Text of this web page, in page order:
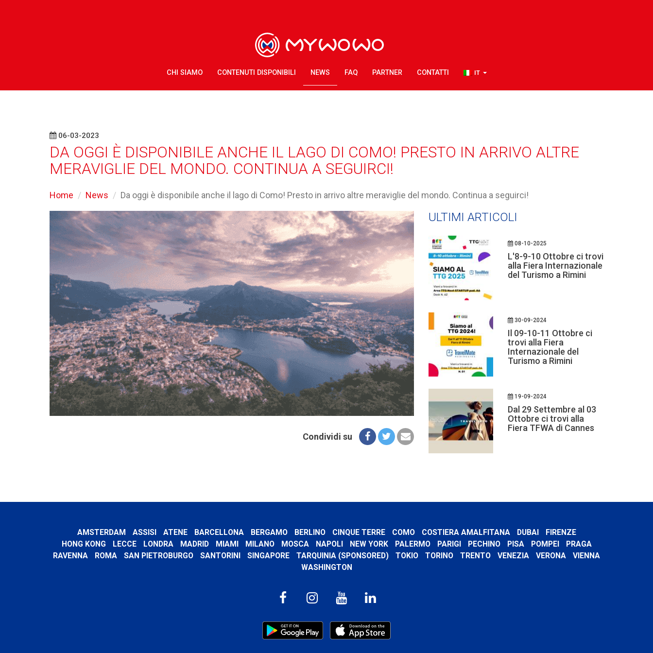
CHI SIAMO CONTENUTI DISPONIBILI NEWS FAQ PARTNER CONTATTI IT
06-03-2023
DA OGGI È DISPONIBILE ANCHE IL LAGO DI COMO! PRESTO IN ARRIVO ALTRE
MERAVIGLIE DEL MONDO. CONTINUA A SEGUIRCI!
Home News Da oggi è disponibile anche il lago di Como! Presto in arrivo altre meraviglie del mondo. Continua a seguirci!
Condividi su
ULTIMI ARTICOLI
08-10-2025
L'8-9-10 Ottobre ci trovi
alla Fiera Internazionale
del Turismo a Rimini
30-09-2024
Il 09-10-11 Ottobre ci
trovi alla Fiera
Internazionale del
Turismo a Rimini
19-09-2024
Dal 29 Settembre al 03
Ottobre ci trovi alla
Fiera TFWA di Cannes
AMSTERDAM ASSISI ATENE BARCELLONA BERGAMO BERLINO CINQUE TERRE COMO COSTIERA AMALFITANA DUBAI
FIRENZE
HONG KONG
LECCE LONDRA MADRID MIAMI MILANO MOSCA NAPOLI NEW YORK PALERMO PARIGI PECHINO PISA POMPEI
PRAGA
RAVENNA
ROMA SAN PIETROBURGO SANTORINI SINGAPORE TARQUINIA (SPONSORED) TOKIO TORINO TRENTO VENEZIA VERONA
VIENNA
WASHINGTON